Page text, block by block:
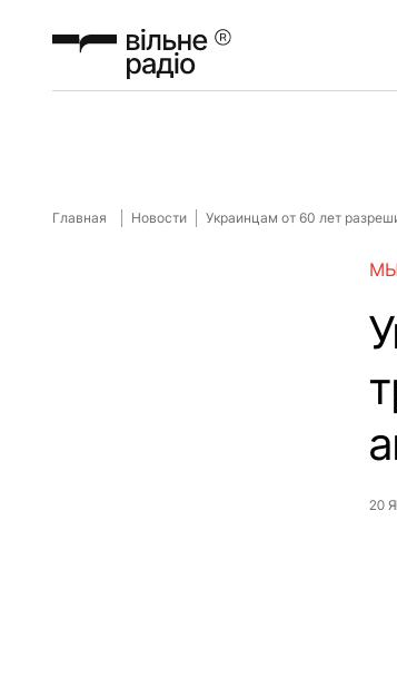
Главная Новости Украинцам от 60 лет
20